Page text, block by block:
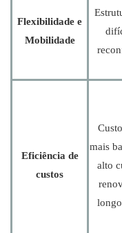
Flexibilidade e
Mobilidade
Eficiência de
custos
mais
alto